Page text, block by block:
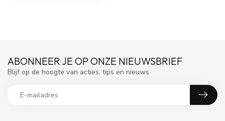
ABONNEER JE OP ONZE NIEUWSBRIEF
Blijf op de hoogte van acties, tips en nieuws